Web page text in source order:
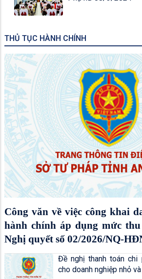
THỦ TỤC HÀNH CHÍNH
Công văn về việc công khai
hành chính áp dụng mức
Nghị quyết số 02/2026/NQ-
Đề nghị thanh toán
cho doanh nghiệp nhỏ